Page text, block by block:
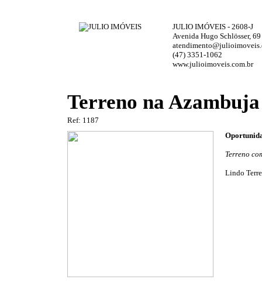
JULIO IMÓVEIS - 2608-J
Avenida Hugo Schlösser,
(47) 3351-1062
www.julioimoveis.com.br
Terreno na
Ref: 1187
Terreno
Lindo